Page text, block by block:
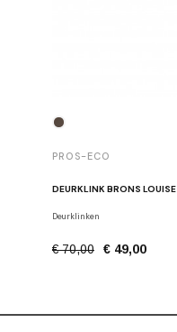
PROS-ECO
DEURKLINK BRONS LOUISE
Deurklinken
€ 70,00 € 49,00